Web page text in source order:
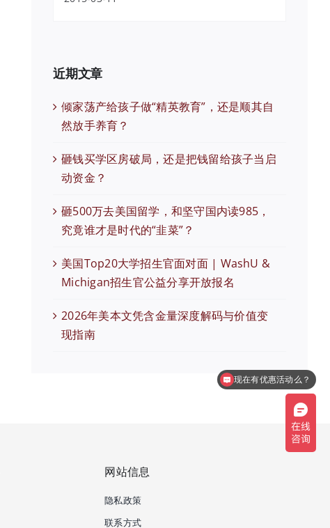
近期文章
倾家荡产给孩子做“精英教育”，还是顺其自
然放手养育？
砸钱买学区房破局，还是把钱留给孩子当启
动资金？
砸500万去美国留学，和坚守国内读985，
究竟谁才是时代的“韭菜”？
美国Top20大学招生官面对面 | WashU &
Michigan招生官公益分享开放报名
2026年美本文凭含金量深度解码与价值变
现指南
网站信息
隐私政策
联系方式
可以介绍下你们的产品么？